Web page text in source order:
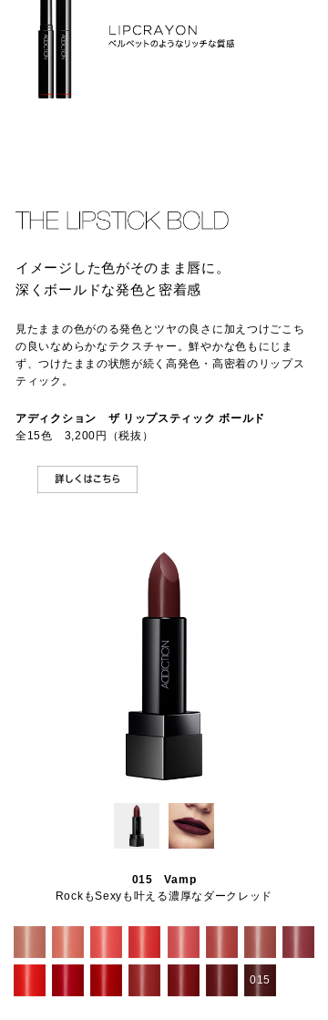
イメージした色がそのまま唇に。
深くボールドな発色と密着感
見たままの色がのる発色とツヤの良さに加えつけごこち
の良いなめらかなテクスチャー。鮮やかな色もにじま
ず、つけたままの状態が続く高発色・高密着のリップス
ティック。
アディクション ザ リップスティック ボールド
全15色 3,200円（税抜）
015 Vamp
RockもSexyも叶える濃厚なダークレッド
015